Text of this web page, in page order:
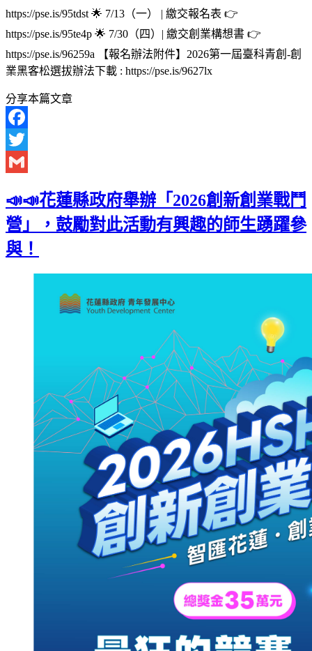
https://pse.is/95tdst 🌟 7/13（一） | 繳交報名表 👉
https://pse.is/95te4p 🌟 7/30（四）| 繳交創業構想書 👉
https://pse.is/96259a 【報名辦法附件】2026第一屆臺科青創-創
業黑客松選拔辦法下載 : https://pse.is/9627lx
分享本篇文章
Facebook
Twitter
📣📣花蓮縣政府舉辦「2026創新創業戰鬥
營」，鼓勵對此活動有興趣的師生踴躍參
與！